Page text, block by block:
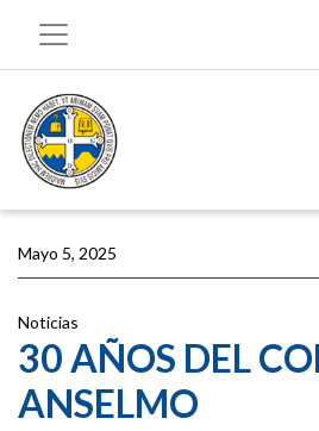
Mayo 5, 2025
Noticias
30 AÑOS DEL
ANSELMO